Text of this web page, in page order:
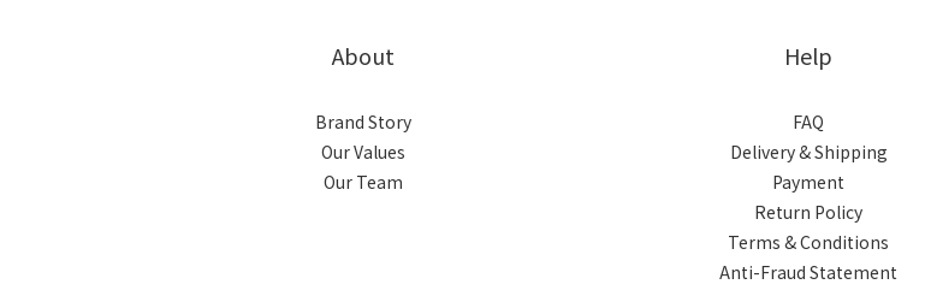
About
Brand Story
Our Values
Our Team
Help
FAQ
Delivery & Shipping
Payment
Return Policy
Terms & Conditions
Anti-Fraud Statement